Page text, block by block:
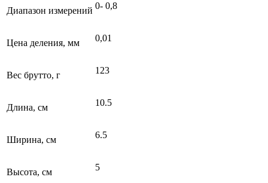
Диапазон измерений 0- 0,8
Цена деления, мм 0,01
Вес брутто, г 123
Длина, см 10.5
Ширина, см 6.5
Высота, см 5